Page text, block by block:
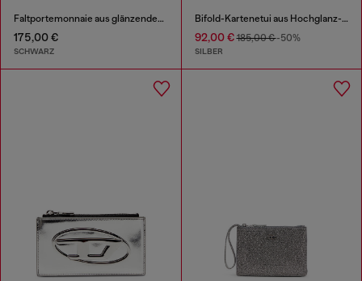
Faltportemonnaie aus glänzendem PU
175,00 €
SCHWARZ
Bifold-Kartenetui aus Hochglanz-Leder
92,00 €185,00 €-50%
SILBER